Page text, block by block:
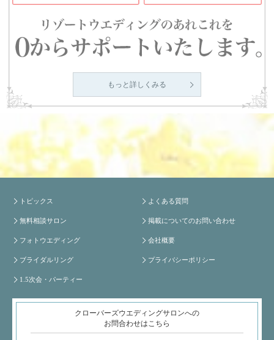
もっと詳しくみる
トピックス
無料相談サロン
フォトウエディング
ブライダルリング
1.5次会・パーティー
よくある質問
掲載についてのお問い合わせ
会社概要
プライバシーポリシー
クローバーズウエディングサロンへの
お問合わせはこちら